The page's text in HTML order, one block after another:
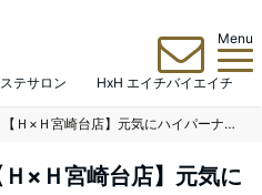
ステサロン HxH エイチバイエイチ
Menu
オープンしたばかり【Ｈ×Ｈ宮崎台店】元気にハイパーナイフ無料体験会を行いました🤗 「肩が、軽くなった！」「脚のむくみがスッキリ取れた！」などなど、喜びの声をたくさん頂いております #H×H宮崎台店
×Ｈ宮崎台店】元気に